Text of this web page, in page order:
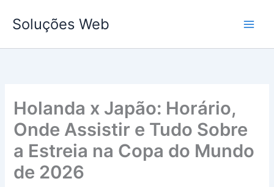
para
conteúdo
Soluções Web
Holanda x Japão: Horário,
Onde Assistir e Tudo Sobre
a Estreia na Copa do Mundo
de 2026